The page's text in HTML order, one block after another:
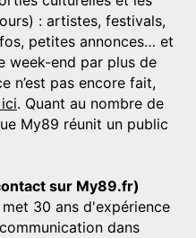
: artistes, festivals,
petites annonces… et
week-end par plus de
n’est pas encore fait,
. Quant au nombre de
My89 réunit un public
sur My89.fr)
30 ans d'expérience
dans